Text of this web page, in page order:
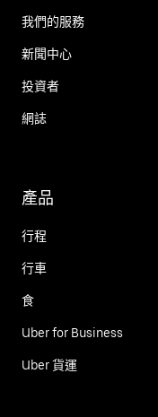
我們的服務
新聞中心
投資者
網誌
產品
行程
行車
食
Uber for Business
Uber 貨運